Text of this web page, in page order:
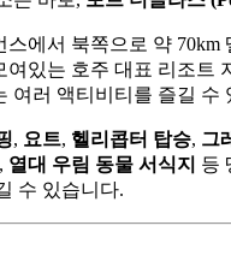
스에서 북쪽으로 약 70km
있는 호주 대표 리조트
여러 액티비티를 즐길 수
, 요트, 헬리콥터 탑승, 그
, 열대 우림 동물 서식지 등
수 있습니다.